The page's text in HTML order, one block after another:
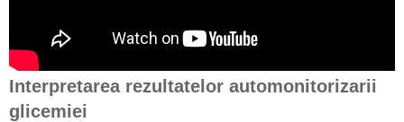
Interpretarea rezultatelor automonitorizarii
glicemiei